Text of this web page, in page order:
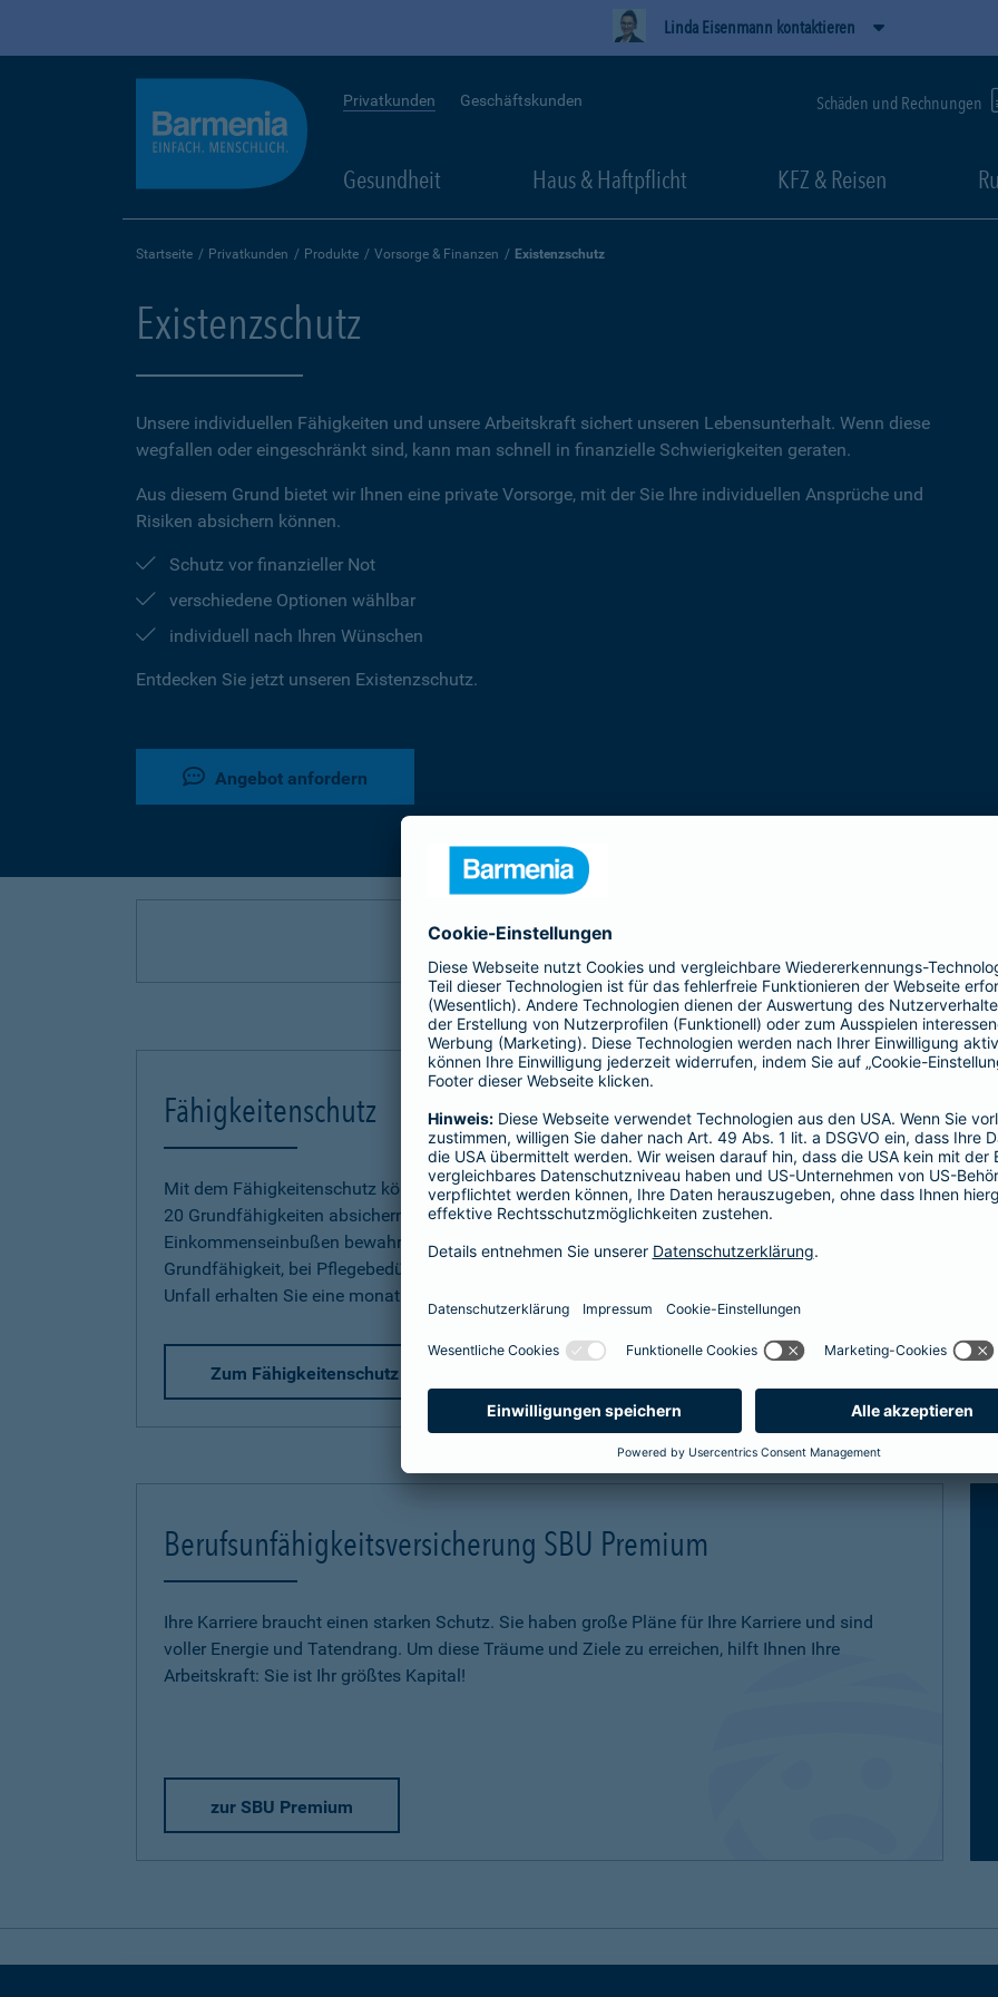
Linda Eisenmann kontaktieren
Privatkunden Geschäftskunden Schäden und Rechnungen
Gesundheit Haus & Haftpflicht KFZ & Reisen
Startseite Privatkunden Produkte Vorsorge & Finanzen Existenzschutz
Existenzschutz
Unsere individuellen Fähigkeiten und unsere Arbeitskraft sichert unseren Lebensunterhalt. Wenn diese
wegfallen oder eingeschränkt sind, kann man schnell in finanzielle Schwierigkeiten geraten.
Aus diesem Grund bietet wir Ihnen eine private Vorsorge, mit der Sie Ihre individuellen Ansprüche und
Risiken absichern können.
Schutz vor finanzieller Not
verschiedene Optionen wählbar
individuell nach Ihren Wünschen
Entdecken Sie jetzt unseren Existenzschutz.
Angebot anfordern
Produkte der Gothaer Lebensversicherung
Fähigkeitenschutz
Mit dem Fähigkeitenschutz können Sie jetzt bis zu
20 Grundfähigkeiten absichern und sich so vor
Einkommenseinbußen bewahren. Bereits beim Verlust einer
Grundfähigkeit, bei Pflegebedürftigkeit oder bei einem schweren
Unfall erhalten Sie eine monatliche Rente.
Zum Fähigkeitenschutz
Fähigkeiten der Kinder
Berufsunfähigkeitsversicherung SBU Premium
Ihre Karriere braucht einen starken Schutz. Sie haben große Pläne für Ihre Karriere und sind
voller Energie und Tatendrang. Um diese Träume und Ziele zu erreichen, hilft Ihnen Ihre
Arbeitskraft: Sie ist Ihr größtes Kapital!
zur SBU Premium